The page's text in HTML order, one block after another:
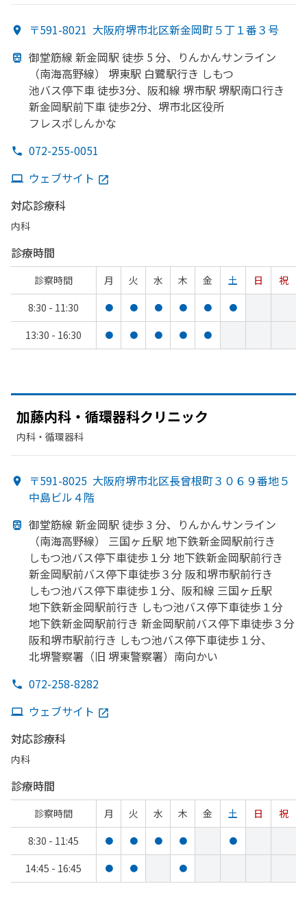
〒591-8021 大阪府堺市北区新金岡町５丁１番３号
御堂筋線 新金岡駅 徒歩 5 分、 りんかんサンライン
（南海高野線）
堺東駅 白鷺駅行き しもつ
池バス停下車 徒歩3分、 阪和線 堺市駅 堺駅南口行き
新金岡駅前下車 徒歩2分、 堺市北区役所
フレスポしんかな
072-255-0051
ウェブサイト
対応診療科
内科
診療時間
診察時間 月 火 水 木 金 土 日
祝
8:30 - 11:30
● ● ● ● ● ●
13:30 - 16:30 ● ● ● ● ●
加藤内科・循環器科クリニック
内科・​循環器科
〒591-8025 大阪府堺市北区長曾根町３０６９番地５
中島ビル４階
御堂筋線 新金岡駅 徒歩 3 分、 りんかんサンライン
（南海高野線）
三国ヶ丘駅 地下鉄新金岡駅前行き
しもつ池バス停下車徒歩１分 地下鉄新金岡駅前行き
新金岡駅前バス停下車徒歩３分 阪和堺市駅前行き
しもつ池バス停下車徒歩１分、 阪和線 三国ヶ丘駅
地下鉄新金岡駅前行き しもつ池バス停下車徒歩１分
地下鉄新金岡駅前行き 新金岡駅前バス停下車徒歩３分
阪和堺市駅前行き しもつ池バス停下車徒歩１分、
北堺警察署 （旧 堺東警察署） 南向かい
072-258-8282
ウェブサイト
対応診療科
内科
診療時間
診察時間 月 火 水 木 金 土 日
祝
8:30 - 11:45
● ● ● ● ●
14:45 - 16:45 ● ● ●